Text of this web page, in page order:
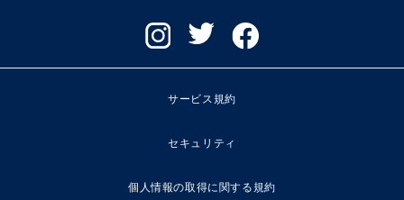
サービス規約
セキュリティ
個人情報の取得に関する規約